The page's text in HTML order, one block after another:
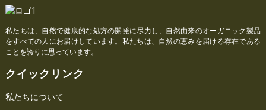
私たちは、自然で健康的な処方の開発に尽力し、自然由来のオーガニック製品
をすべての人にお届けしています。私たちは、自然の恵みを届ける存在である
ことを誇りに思っています。
クイックリンク
私たちについて